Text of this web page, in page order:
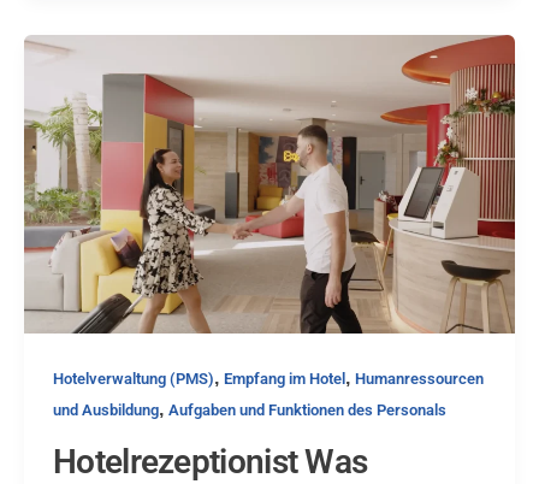
Hotelverwaltung (PMS), Empfang im Hotel , Humanressourcen
und Ausbildung, Aufgaben und Funktionen des Personals
Hotelrezeptionist Was